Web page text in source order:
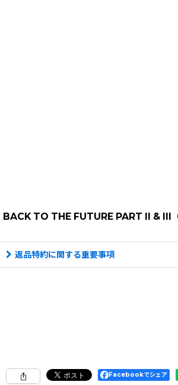
BACK TO THE FUTURE PART II & III
返品特約に関する重要事項
Facebookでシェア